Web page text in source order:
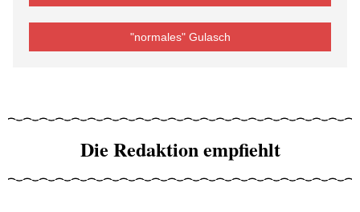
"normales" Gulasch
Die Redaktion empfiehlt